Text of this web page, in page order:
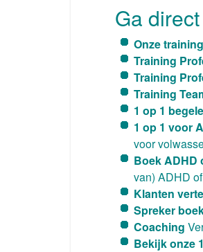
Ga
Onze
Training
Training
Training
1 op 1
1 op 1 voor
voor
Boek ADHD
van) ADHD
Klanten
Spreker
Coaching
Bekijk onze